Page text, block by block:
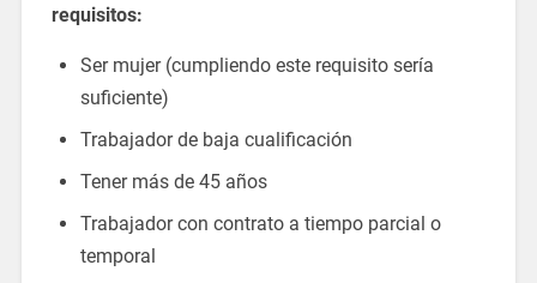
requisitos:
Ser mujer (cumpliendo este requisito sería
suficiente)
Trabajador de baja cualificación
Tener más de 45 años
Trabajador con contrato a tiempo parcial o
temporal